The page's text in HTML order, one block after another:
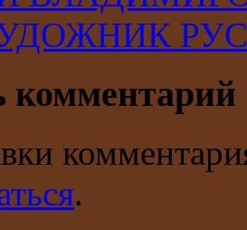
комментарий
.